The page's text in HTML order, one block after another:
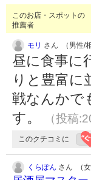
このお店・スポットの
推薦者
モリ さん （男性/
昼に食事に
りと豊富に
戦なんかで
す。
（投稿
このクチコミに
くらぽん さん （女